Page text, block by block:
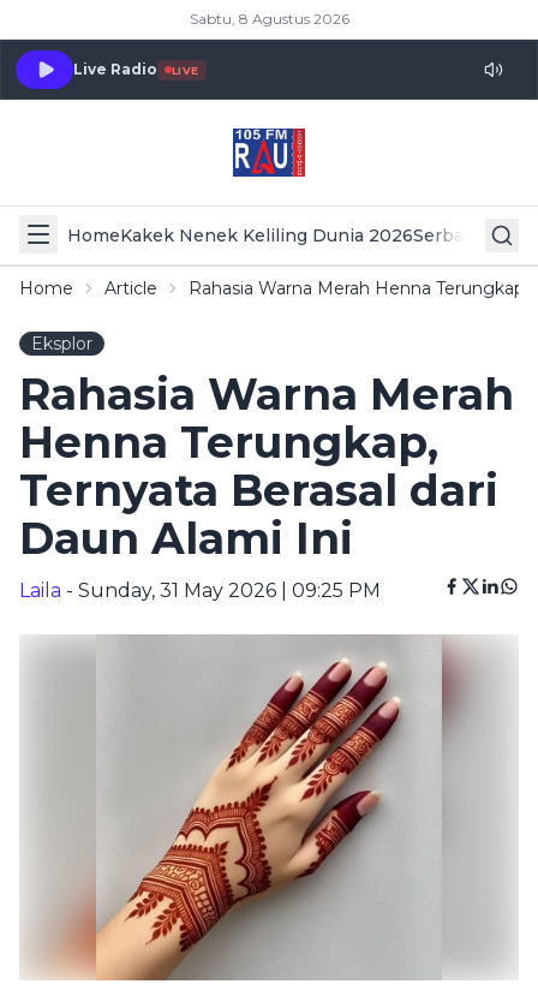
Sabtu, 8 Agustus 2026
Live Radio LIVE
HomeKakek Nenek Keliling Dunia 2026Serba Serbi
Home Article Rahasia Warna Merah Henna
Eksplor
Rahasia Warna Merah
Henna Terungkap,
Ternyata Berasal dari
Daun Alami Ini
Laila - Sunday, 31 May 2026 | 09:25 PM